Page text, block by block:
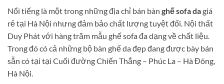
Nổi tiếng là một trong những địa chỉ bán bàn ghế sofa dagiá
rẻ tại Hà Nội nhưng đảm bảo chất lượng tuyệt đối. Nội thất
Duy Phát với hàng trăm mẫu ghế sofa đa dạng về chất liệu.
Trong đó có cả những bộ bàn ghế da đẹp đang được bày bán
sẵn có tại tại Cuối đường Chiến Thắng – Phúc La – Hà Đông,
Hà Nội.